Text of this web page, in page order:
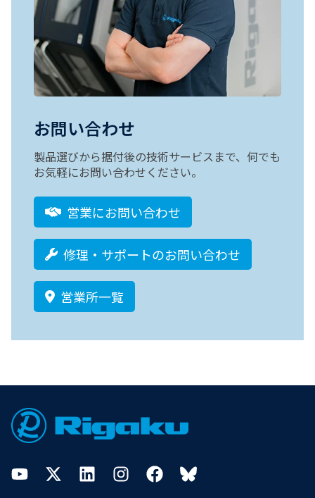
お問い合わせ
製品選びから据付後の技術サービスまで、何でも
お気軽にお問い合わせください。
営業にお問い合わせ
修理・サポートのお問い合わせ
営業所一覧
Footer
YouTubeTwitterLinkedInInstagramFacebookBluesky